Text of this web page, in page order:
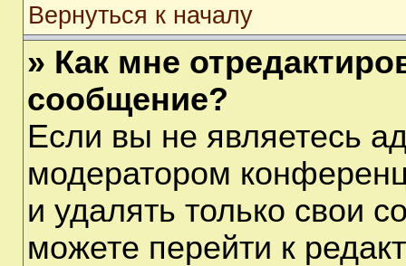
Вернуться к началу
» Как мне
сообщение?
Если вы не являетесь
модератором
и удалять только свои
можете перейти к